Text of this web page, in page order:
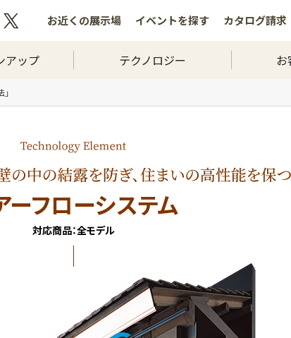
お近くの展示場 イベントを探す カタログ請求
アップ テクノロジー お
ーフローシステム
対応商品：全モデル